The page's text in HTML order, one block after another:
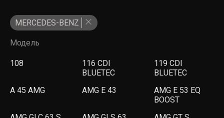
MERCEDES-BENZ
Модель
108
116 CDI
BLUETEC
119 CDI
BLUETEC
A 45 AMG
AMG E 43
AMG E 53 EQ
BOOST